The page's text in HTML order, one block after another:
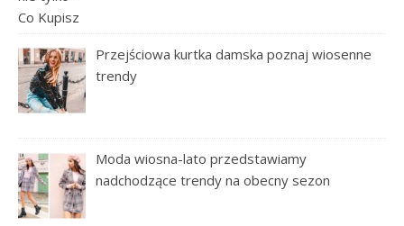
Przejściowa kurtka damska poznaj wiosenne
trendy
Moda wiosna-lato przedstawiamy
nadchodzące trendy na obecny sezon